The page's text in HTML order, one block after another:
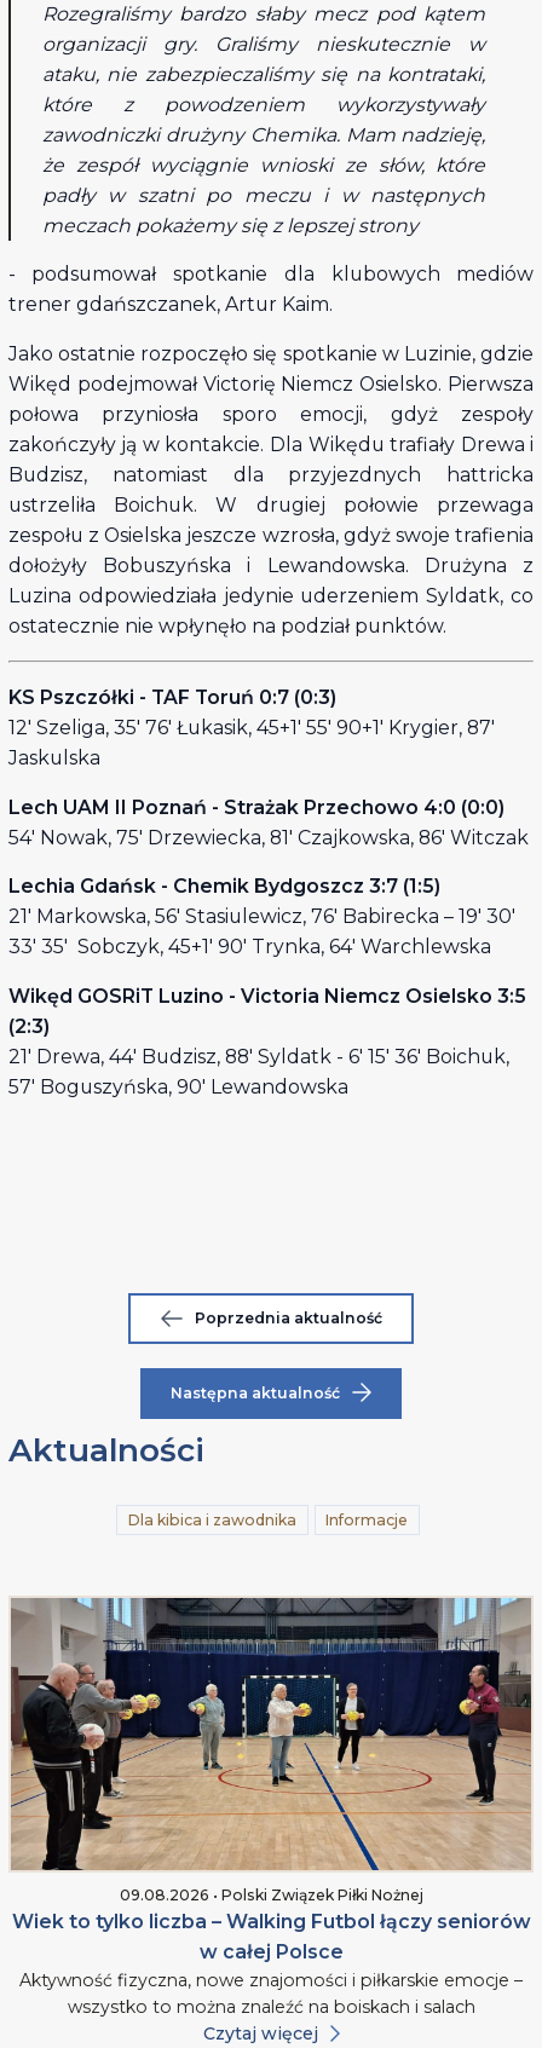
Rozegraliśmy bardzo słaby mecz pod kątem
organizacji gry. Graliśmy nieskutecznie w
ataku, nie zabezpieczaliśmy się na kontrataki,
które z powodzeniem wykorzystywały
zawodniczki drużyny Chemika. Mam nadzieję,
że zespół wyciągnie wnioski ze słów, które
padły w szatni po meczu i w następnych
meczach pokażemy się z lepszej strony
- podsumował spotkanie dla klubowych mediów
trener gdańszczanek, Artur Kaim.
Jako ostatnie rozpoczęło się spotkanie w Luzinie, gdzie
Wikęd podejmował Victorię Niemcz Osielsko. Pierwsza
połowa przyniosła sporo emocji, gdyż zespoły
zakończyły ją w kontakcie. Dla Wikędu trafiały Drewa i
Budzisz, natomiast dla przyjezdnych hattricka
ustrzeliła Boichuk. W drugiej połowie przewaga
zespołu z Osielska jeszcze wzrosła, gdyż swoje trafienia
dołożyły Bobuszyńska i Lewandowska. Drużyna z
Luzina odpowiedziała jedynie uderzeniem Syldatk, co
ostatecznie nie wpłynęło na podział punktów.
KS Pszczółki - TAF Toruń 0:7 (0:3)
12' Szeliga, 35' 76' Łukasik, 45+1' 55' 90+1' Krygier, 87'
Jaskulska
Lech UAM II Poznań - Strażak Przechowo 4:0 (0:0)
54' Nowak, 75' Drzewiecka, 81' Czajkowska, 86' Witczak
Lechia Gdańsk - Chemik Bydgoszcz 3:7 (1:5)
21' Markowska, 56' Stasiulewicz, 76' Babirecka – 19' 30'
33' 35' Sobczyk, 45+1' 90' Trynka, 64' Warchlewska
Wikęd GOSRiT Luzino - Victoria Niemcz Osielsko 3:5
(2:3)
21' Drewa, 44' Budzisz, 88' Syldatk - 6' 15' 36' Boichuk,
57' Boguszyńska, 90' Lewandowska
Poprzednia aktualność
Następna aktualność
Aktualności
Dla kibica i zawodnika Informacje
09.08.2026 • Polski Związek Piłki Nożnej
Wiek to tylko liczba – Walking Futbol łączy seniorów
w całej Polsce
Aktywność fizyczna, nowe znajomości i piłkarskie emocje –
wszystko to można znaleźć na boiskach i salach
Czytaj więcej